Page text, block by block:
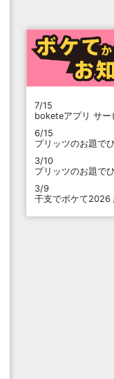
7/15
boketeアプリ サー
6/15
プリッツのお題で
3/10
プリッツのお題で
3/9
干支でボケて2026